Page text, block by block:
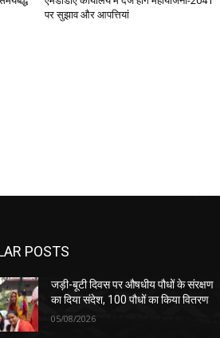
पर सुझाव और आपत्तियां
POSTS
जड़ी-बूटी दिवस पर औषधीय पौधों के संरक्षण
का दिया संदेश, 100 पौधों का किया वितरण
05/08/2026